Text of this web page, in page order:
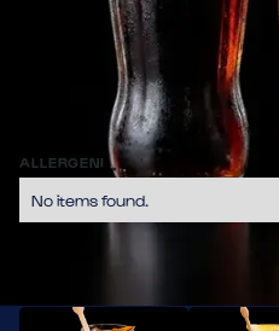
Bevanda analcolica di tipo
zuccheri e calorie.
ALLERGENI
No items found.